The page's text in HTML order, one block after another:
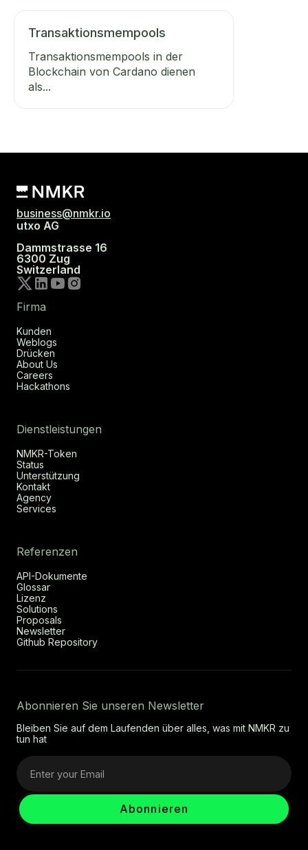
Transaktionsmempools
Transaktionsmempools in der
Blockchain von Cardano dienen
als...
business@nmkr.io
utxo AG
Dammstrasse 16
6300 Zug
Switzerland
Firma
Kunden
Weblogs
Drücken
About Us
Careers
Hackathons
Dienstleistungen
NMKR-Token
Status
Unterstützung
Kontakt
Agency
Services
Referenzen
API-Dokumente
Glossar
Lizenz
Solutions
Proposals
Newsletter
Github Repository
Abonnieren Sie unseren Newsletter
Bleiben Sie auf dem Laufenden über alles, was mit NMKR zu
tun hat